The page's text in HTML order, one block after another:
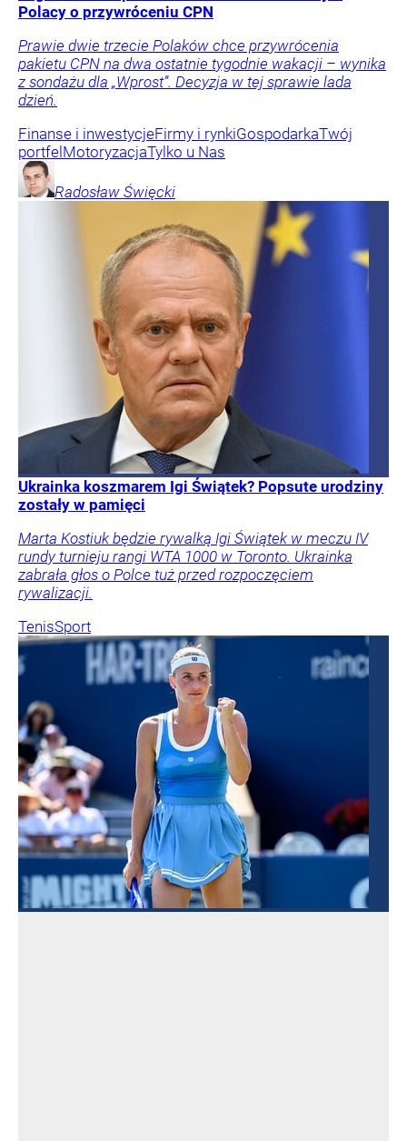
Polacy o przywróceniu CPN
Prawie dwie trzecie Polaków chce przywrócenia
pakietu CPN na dwa ostatnie tygodnie wakacji – wynika
z sondażu dla „Wprost”. Decyzja w tej sprawie lada
dzień.
Finanse i inwestycjeFirmy i rynkiGospodarkaTwój
portfel MotoryzacjaTylko u Nas
Radosław Święcki
Ukrainka koszmarem Igi Świątek? Popsute urodziny
zostały w pamięci
Marta Kostiuk będzie rywalką Igi Świątek w meczu IV
rundy turnieju rangi WTA 1000 w Toronto. Ukrainka
zabrała głos o Polce tuż przed rozpoczęciem
rywalizacji.
TenisSport